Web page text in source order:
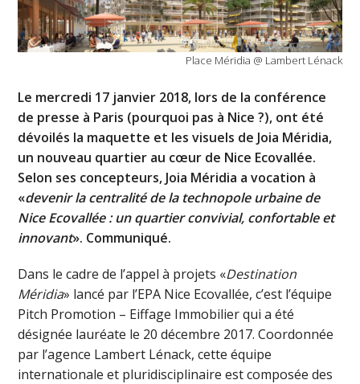
Place Méridia @ Lambert Lénack
Le mercredi 17 janvier 2018, lors de la conférence
de presse à Paris (pourquoi pas à Nice ?), ont été
dévoilés la maquette et les visuels de Joia Méridia,
un nouveau quartier au cœur de Nice Ecovallée.
Selon ses concepteurs, Joia Méridia a vocation à
«devenir la centralité de la technopole urbaine de
Nice Ecovallée : un quartier convivial, confortable et
innovant». Communiqué.
Dans le cadre de l’appel à projets «Destination
Méridia» lancé par l’EPA Nice Ecovallée, c’est l’équipe
Pitch Promotion – Eiffage Immobilier qui a été
désignée lauréate le 20 décembre 2017. Coordonnée
par l’agence Lambert Lénack, cette équipe
internationale et pluridisciplinaire est composée des